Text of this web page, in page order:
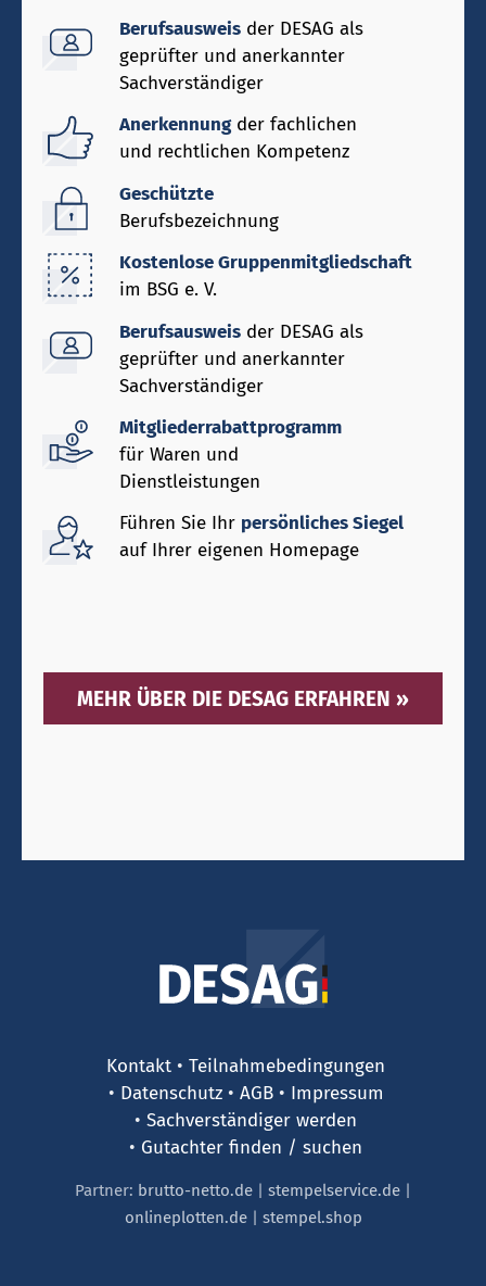
Berufsausweis der DESAG als
geprüfter und anerkannter
Sachverständiger
Anerkennungder fachlichen
und rechtlichen Kompetenz
Geschützte
Berufsbezeichnung
Kostenlose Gruppenmitgliedschaft
im BSG e. V.
Berufsausweis der DESAG als
geprüfter und anerkannter
Sachverständiger
Mitgliederrabattprogramm
für Waren und
Dienstleistungen
Führen Sie Ihr persönliches Siegel
auf Ihrer eigenen Homepage
MEHR ÜBER DIE DESAG ERFAHREN »
Kontakt
Teilnahmebedingungen
Datenschutz
AGB
Impressum
Sachverständiger werden
Gutachter finden / suchen
Partner: brutto-netto.de stempelservice.de
onlineplotten.de| stempel.shop